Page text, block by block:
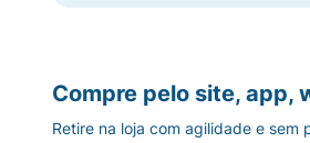
Compre pelo site, app,
Retire na loja com agilidade e sem